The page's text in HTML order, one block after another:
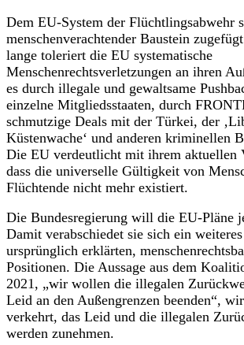
Dem EU-System der Flüchtlingsabwehr
menschenverachtender Baustein
lange toleriert die EU systematische
Menschenrechtsverletzungen an ihren
es durch illegale und gewaltsame
einzelne Mitgliedsstaaten, durch
schmutzige Deals mit der Türkei, der
Küstenwache‘ und anderen kriminellen
Die EU verdeutlicht mit ihrem aktuellen
dass die universelle Gültigkeit von
Flüchtende nicht mehr existiert.
Die Bundesregierung will die EU-Pläne
Damit verabschiedet sie sich ein
ursprünglich erklärten,
Positionen. Die Aussage aus dem
2021, „wir wollen die illegalen
Leid an den Außengrenzen beenden“,
verkehrt, das Leid und die illegalen
werden zunehmen.